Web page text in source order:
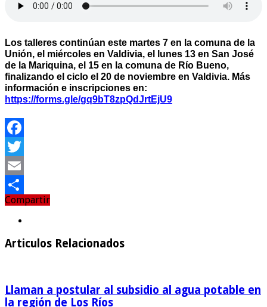
Los talleres continúan este martes 7 en la comuna de la
Unión, el miércoles en Valdivia, el lunes 13 en San José
de la Mariquina, el 15 en la comuna de Río Bueno,
finalizando el ciclo el 20 de noviembre en Valdivia. Más
información e inscripciones en:
https://forms.gle/gq9bT8zpQdJrtEjU9
Facebook
Twitter
Email
Compartir
Compartir
Articulos Relacionados
Llaman a postular al subsidio al agua potable en
la región de Los Ríos